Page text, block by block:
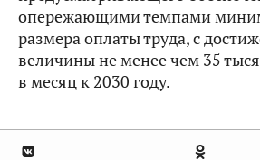
опережающими темпами
размера оплаты труда, с
величины не менее чем 35
в месяц к 2030 году.